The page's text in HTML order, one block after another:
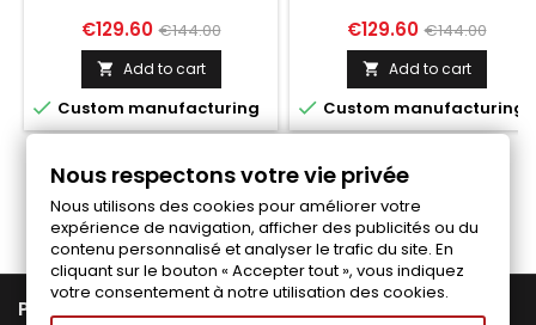
Price
€129.60 Regular
price
€144.00
 Add to cart
 Custom manufacturing
Price
€129.60 Regular
price
€144.00
 Add to cart
 Custom manufacturing
Follow us on Facebook
PRODUCTS
Nous respectons votre vie privée
Nous utilisons des cookies pour améliorer votre
expérience de navigation, afficher des publicités ou du
contenu personnalisé et analyser le trafic du site. En
cliquant sur le bouton « Accepter tout », vous indiquez
votre consentement à notre utilisation des cookies.